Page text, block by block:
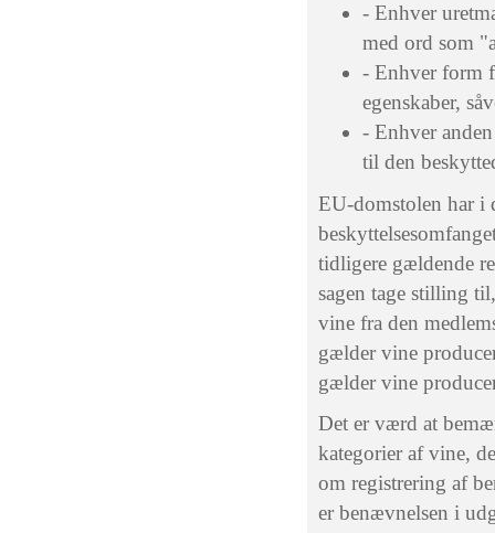
- Enhver
med ord som
- Enhver form
egenskaber,
- Enhver
til den
EU-domstolen har i
tidligere gældende
sagen tage stilling
vine fra den
gælder vine
gælder vine
Det er værd at
kategorier af vine,
om registrering af
er benævnelsen i